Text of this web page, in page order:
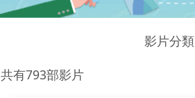
影片分類
共有793部影片